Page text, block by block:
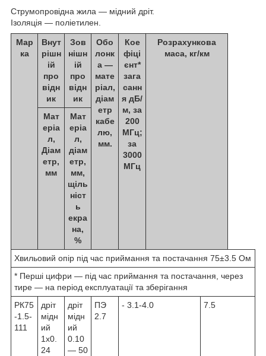
Струмопровідна жила — мідний дріт.
Ізоляція — поліетилен.
Мар
ка
Внут
рішн
ій
про
відн
ик
Зов
нішн
ій
про
відн
ик
Обо
лонк
а —
мате
ріал,
діам
етр
кабе
лю,
мм.
Кое
фіці
єнт*
зага
санн
я дБ/
м, за
200
МГц;
за
3000
МГц
Розрахункова
маса, кг/км
Мат
еріа
л,
Діам
етр,
мм
Мат
еріа
л,
діам
етр,
мм,
щіль
ніст
ь
екра
на,
%
Хвильовий опір під час приймання та постачання 75±3.5 Ом
* Перші цифри — під час приймання та постачання, через
тире — на період експлуатації та зберігання
РК75
-1.5-
111
дріт
мідн
ий
1х0.
24
дріт
мідн
ий
0.10
— 50
ПЭ
2.7
- 3.1-4.0 7.5